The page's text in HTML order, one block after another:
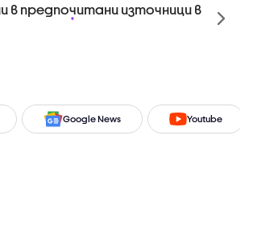
в предпочитани източници в
Google News Youtube